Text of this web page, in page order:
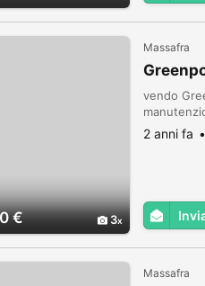
€ 3
Massafra
vendo
2 anni fa
Massafra